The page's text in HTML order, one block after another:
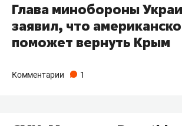
Глава минобороны
заявил, что
поможет вернуть Крым
Комментарии 1